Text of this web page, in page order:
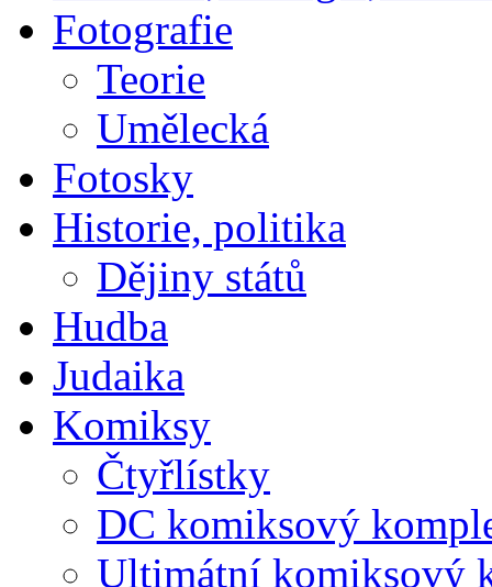
Fotografie
Teorie
Umělecká
Fotosky
Historie, politika
Dějiny států
Hudba
Judaika
Komiksy
Čtyřlístky
DC komiksový
Ultimátní komiksový